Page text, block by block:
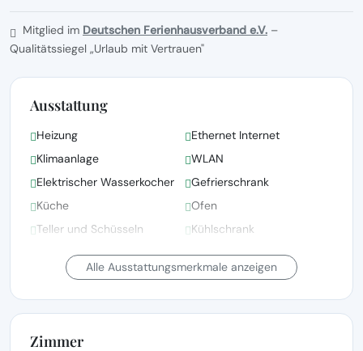
Mitglied im Deutschen Ferienhausverband e.V. –
Qualitätssiegel „Urlaub mit Vertrauen"
Ausstattung
Heizung
Ethernet Internet
Klimaanlage
WLAN
Elektrischer Wasserkocher
Gefrierschrank
Küche
Ofen
Teller und Schüsseln
Kühlschrank
Badewanne
Bettwäsche, Handtücher
und Wäsche gemäß den
Behörden gewaschen
Alle Ausstattungsmerkmale anzeigen
Zimmer